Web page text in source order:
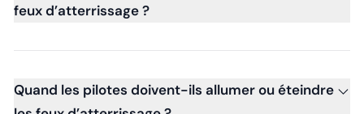
feux d’atterrissage ?
Quand les pilotes doivent-ils allumer ou éteindre